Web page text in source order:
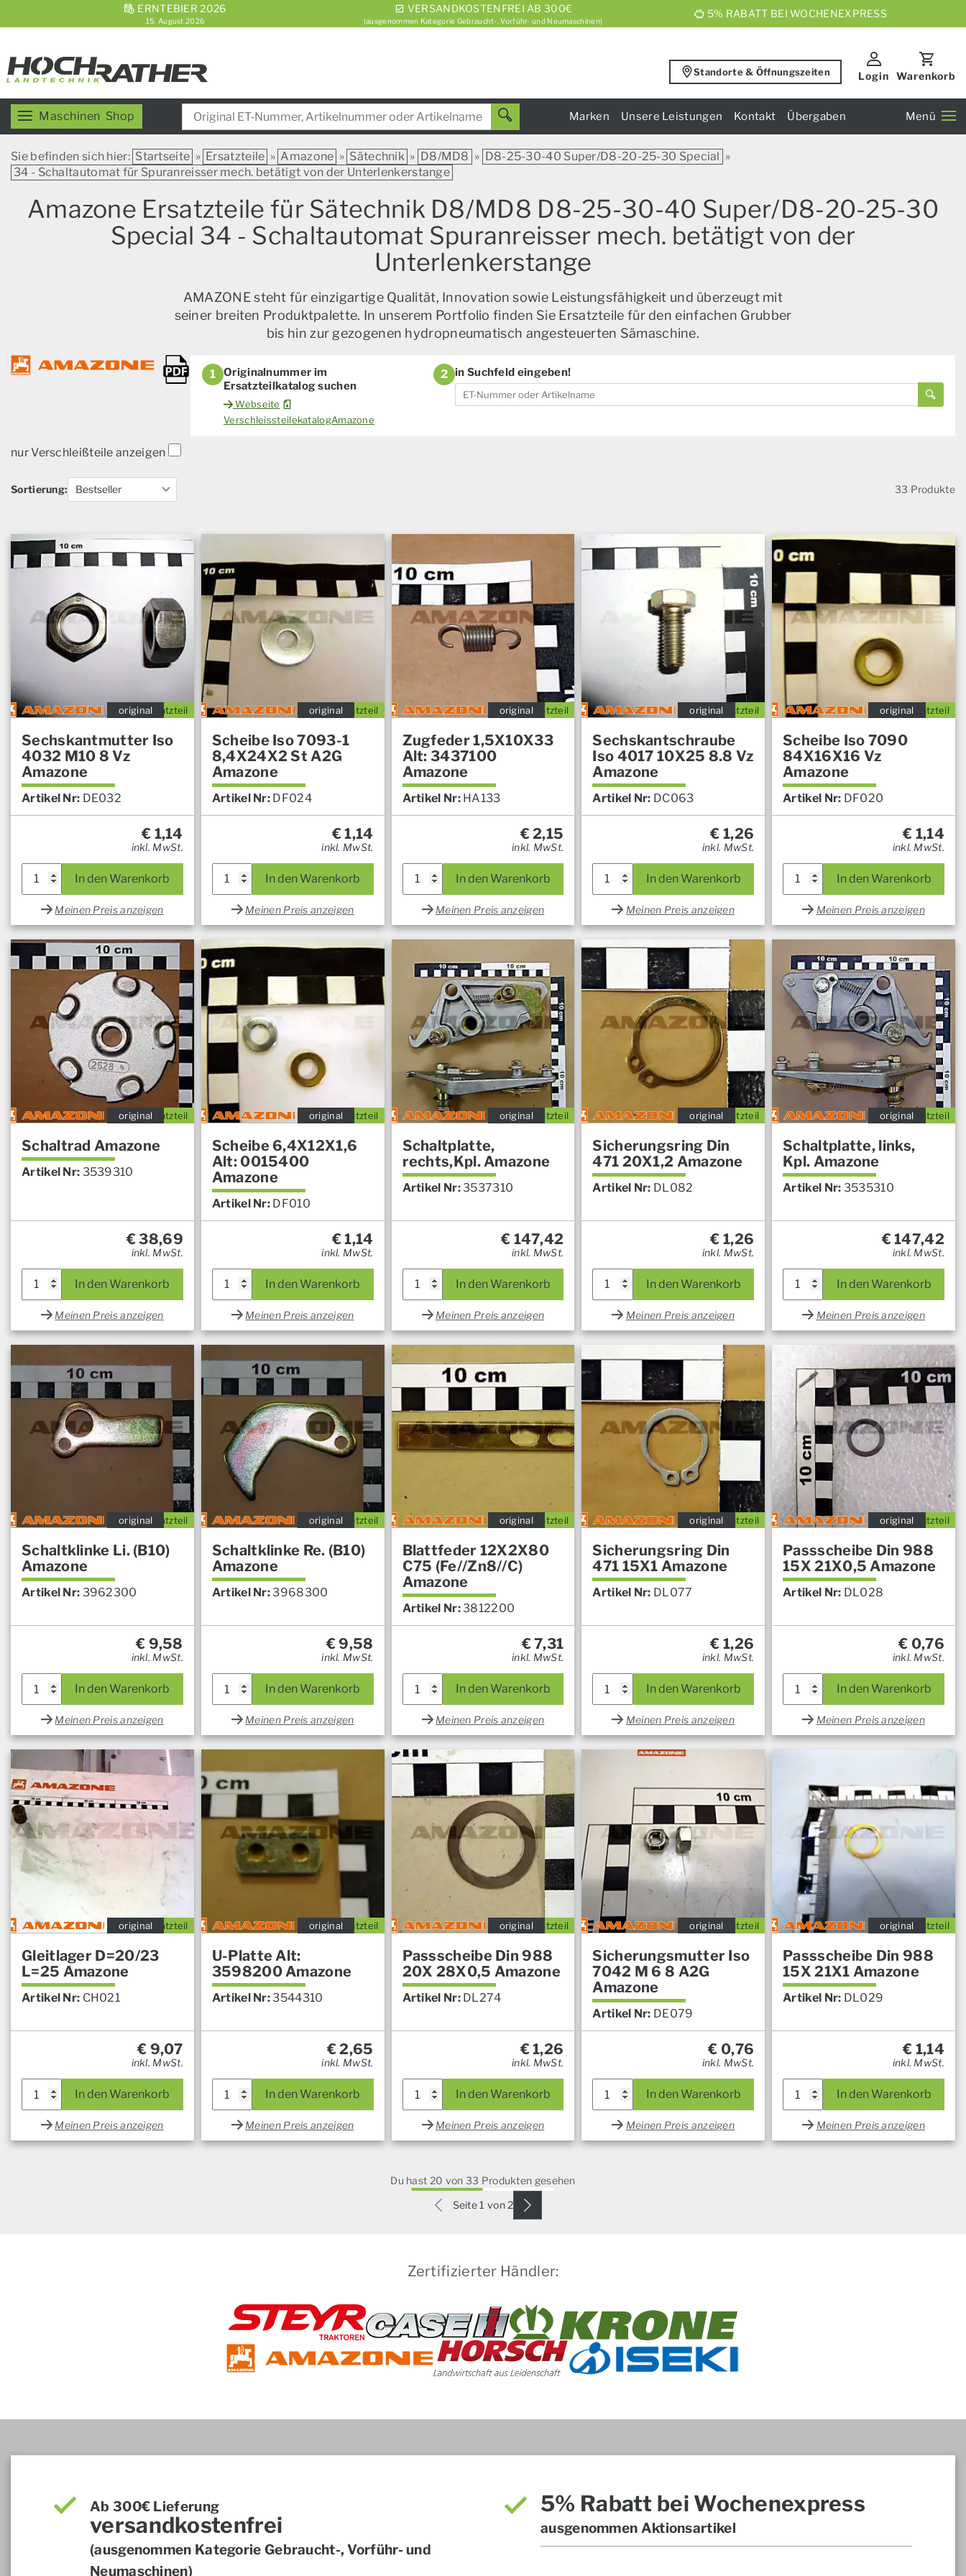
ERNTEBIER 2026
15. August 2026
VERSANDKOSTENFREI AB 300€
(ausgenommen Kategorie Gebraucht-, Vorführ- und Neumaschinen)
5% RABATT BEI WOCHENEXPRESS
Standorte & Öffnungszeiten Login Warenkorb
Maschinen Shop Marken Unsere Leistungen Kontakt Übergaben Menü
Sie befinden sich hier: Startseite » Ersatzteile » Amazone » Sätechnik » D8/MD8 » D8-25-30-40 Super/D8-20-25-30 Special »
34 - Schaltautomat für Spuranreisser mech. betätigt von der Unterlenkerstange
Amazone Ersatzteile für Sätechnik D8/MD8 D8-25-30-40 Super/D8-20-25-30
Special 34 - Schaltautomat Spuranreisser mech. betätigt von der
Unterlenkerstange
AMAZONE steht für einzigartige Qualität, Innovation sowie Leistungsfähigkeit und überzeugt mit
seiner breiten Produktpalette. In unserem Portfolio finden Sie Ersatzteile für den einfachen Grubber
bis hin zur gezogenen hydropneumatisch angesteuerten Sämaschine.
1
Originalnummer im
Ersatzteilkatalog suchen
Webseite
VerschleissteilekatalogAmazone
2 in Suchfeld eingeben!
nur Verschleißteile anzeigen
Sortierung: 33 Produkte
Ersatzteil
original
Sechskantmutter Iso
4032 M10 8 Vz
Amazone
Artikel Nr: DE032
€ 1,14
inkl. MwSt.
In den Warenkorb
Meinen Preis anzeigen
Ersatzteil
original
Scheibe Iso 7093-1
8,4X24X2 St A2G
Amazone
Artikel Nr: DF024
€1,14
inkl. MwSt.
In den Warenkorb
Meinen Preis anzeigen
Ersatzteil
original
Zugfeder 1,5X10X33
Alt: 3437100
Amazone
Artikel Nr: HA133
€2,15
inkl. MwSt.
In den Warenkorb
Meinen Preis anzeigen
Ersatzteil
original
Sechskantschraube
Iso 4017 10X25 8.8 Vz
Amazone
Artikel Nr: DC063
€ 1,26
inkl. MwSt.
In den Warenkorb
Meinen Preis anzeigen
Ersatzteil
original
Scheibe Iso 7090
84X16X16 Vz
Amazone
Artikel Nr: DF020
€ 1,14
inkl. MwSt.
In den Warenkorb
Meinen Preis anzeigen
Ersatzteil
original
Schaltrad Amazone
Artikel Nr: 3539310
€38,69
inkl. MwSt.
In den Warenkorb
Meinen Preis anzeigen
Ersatzteil
original
Scheibe 6,4X12X1,6
Alt: 0015400
Amazone
Artikel Nr: DF010
€1,14
inkl. MwSt.
In den Warenkorb
Meinen Preis anzeigen
Ersatzteil
original
Schaltplatte,
rechts,Kpl. Amazone
Artikel Nr:3537310
€ 147,42
inkl. MwSt.
In den Warenkorb
Meinen Preis anzeigen
Ersatzteil
original
Sicherungsring Din
471 20X1,2 Amazone
Artikel Nr: DL082
€ 1,26
inkl. MwSt.
In den Warenkorb
Meinen Preis anzeigen
Ersatzteil
original
Schaltplatte, links,
Kpl. Amazone
Artikel Nr: 3535310
€147,42
inkl. MwSt.
In den Warenkorb
Meinen Preis anzeigen
Ersatzteil
original
Schaltklinke Li. (B10)
Amazone
Artikel Nr: 3962300
€ 9,58
inkl. MwSt.
In den Warenkorb
Meinen Preis anzeigen
Ersatzteil
original
Schaltklinke Re. (B10)
Amazone
Artikel Nr:3968300
€9,58
inkl. MwSt.
In den Warenkorb
Meinen Preis anzeigen
Ersatzteil
original
Blattfeder 12X2X80
C75 (Fe//Zn8//C)
Amazone
Artikel Nr:3812200
€7,31
inkl. MwSt.
In den Warenkorb
Meinen Preis anzeigen
Ersatzteil
original
Sicherungsring Din
471 15X1 Amazone
Artikel Nr: DL077
€ 1,26
inkl. MwSt.
In den Warenkorb
Meinen Preis anzeigen
Ersatzteil
original
Passscheibe Din 988
15X 21X0,5 Amazone
Artikel Nr: DL028
€ 0,76
inkl. MwSt.
In den Warenkorb
Meinen Preis anzeigen
Ersatzteil
original
Gleitlager D=20/23
L=25 Amazone
Artikel Nr: CH021
€ 9,07
inkl. MwSt.
In den Warenkorb
Meinen Preis anzeigen
Ersatzteil
original
U-Platte Alt:
3598200 Amazone
Artikel Nr:3544310
€2,65
inkl. MwSt.
In den Warenkorb
Meinen Preis anzeigen
Ersatzteil
original
Passscheibe Din 988
20X 28X0,5 Amazone
Artikel Nr: DL274
€1,26
inkl. MwSt.
In den Warenkorb
Meinen Preis anzeigen
Ersatzteil
original
Sicherungsmutter Iso
7042 M 6 8 A2G
Amazone
Artikel Nr: DE079
€ 0,76
inkl. MwSt.
In den Warenkorb
Meinen Preis anzeigen
Ersatzteil
original
Passscheibe Din 988
15X 21X1 Amazone
Artikel Nr: DL029
€ 1,14
inkl. MwSt.
In den Warenkorb
Meinen Preis anzeigen
Du hast 20 von 33 Produkten gesehen
Seite 1 von 2
Zertifizierter Händler:
Ab 300€ Lieferung
versandkostenfrei
(ausgenommen Kategorie Gebraucht-, Vorführ- und
Neumaschinen)
5% Rabatt bei Wochenexpress
ausgenommen Aktionsartikel